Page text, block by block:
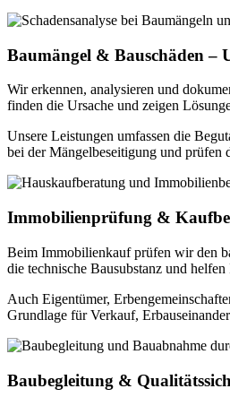
Baumängel & Bauschäden –
Wir erkennen, analysieren und
finden die Ursache und zeigen
Unsere Leistungen umfassen die
bei der Mängelbeseitigung und prüfen
Immobilienprüfung &
Beim Immobilienkauf prüfen wir den
die technische Bausubstanz und
Auch Eigentümer,
Grundlage für Verkauf,
Baubegleitung &